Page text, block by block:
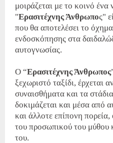
μοιράζεται με το κοινό ένα
"Ερασιτέχνης Άνθρωπος"
που θα αποτελέσει το
ενδοσκόπησης στα
αυτογνωσίας.
Ο “Ερασιτέχνης Άνθρωπος
ξεχωριστό ταξίδι, έρχεται
συναισθήματα και τα
δοκιμάζεται και μέσα από
και άλλοτε επίπονη
του προσωπικού του μύθου
του.